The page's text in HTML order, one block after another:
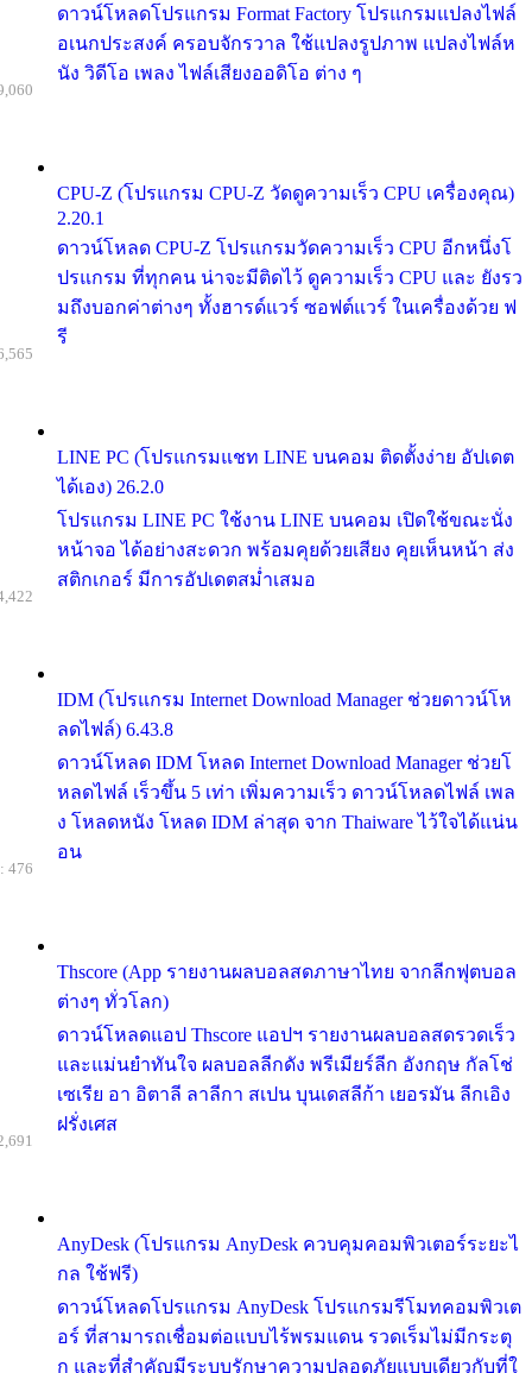
ดาวน์โหลดโปรแกรม Format Factory โปรแกรมแปลงไฟล์
อเนกประสงค์ ครอบจักรวาล ใช้แปลงรูปภาพ แปลงไฟล์ห
นัง วิดีโอ เพลง ไฟล์เสียงออดิโอ ต่าง ๆ
CPU-Z (โปรแกรม CPU-Z วัดดูความเร็ว CPU เครื่องคุณ)
2.20.1
ดาวน์โหลด CPU-Z โปรแกรมวัดความเร็ว CPU อีกหนึ่งโ
ปรแกรม ที่ทุกคน น่าจะมีติดไว้ ดูความเร็ว CPU และ ยังรว
มถึงบอกค่าต่างๆ ทั้งฮารด์แวร์ ซอฟต์แวร์ ในเครื่องด้วย ฟ
รี
LINE PC (โปรแกรมแชท LINE บนคอม ติดตั้งง่าย อัปเดต
ได้เอง) 26.2.0
โปรแกรม LINE PC ใช้งาน LINE บนคอม เปิดใช้ขณะนั่ง
หน้าจอ ได้อย่างสะดวก พร้อมคุยด้วยเสียง คุยเห็นหน้า ส่ง
สติกเกอร์ มีการอัปเดตสม่ำเสมอ
IDM (โปรแกรม Internet Download Manager ช่วยดาวน์โห
ลดไฟล์) 6.43.8
ดาวน์โหลด IDM โหลด Internet Download Manager ช่วยโ
หลดไฟล์ เร็วขึ้น 5 เท่า เพิ่มความเร็ว ดาวน์โหลดไฟล์ เพล
ง โหลดหนัง โหลด IDM ล่าสุด จาก Thaiware ไว้ใจได้แน่น
อน
Thscore (App รายงานผลบอลสดภาษาไทย จากลีกฟุตบอล
ต่างๆ ทั่วโลก)
ดาวน์โหลดแอป Thscore แอปฯ รายงานผลบอลสดรวดเร็ว
และแม่นยำทันใจ ผลบอลลีกดัง พรีเมียร์ลีก อังกฤษ กัลโช่
เซเรีย อา อิตาลี ลาลีกา สเปน บุนเดสลีก้า เยอรมัน ลีกเอิง
ฝรั่งเศส
476
AnyDesk (โปรแกรม AnyDesk ควบคุมคอมพิวเตอร์ระยะไ
กล ใช้ฟรี)
ดาวน์โหลดโปรแกรม AnyDesk โปรแกรมรีโมทคอมพิวเต
อร์ ที่สามารถเชื่อมต่อแบบไร้พรมแดน รวดเร็มไม่มีกระตุ
ก และที่สำคัญมีระบบรักษาความปลอดภัยแบบเดียวกับที่ใ